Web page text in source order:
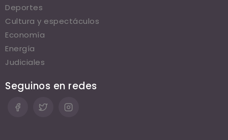
Deportes
Cultura y espectáculos
Economía
Energía
Judiciales
Seguinos en redes